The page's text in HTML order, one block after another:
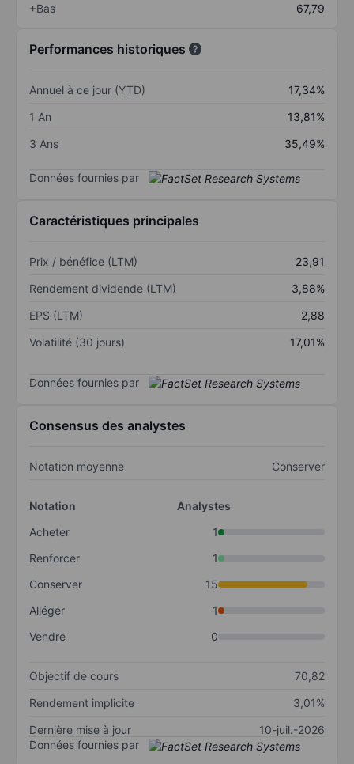
+Bas
67,79
Performances historiques
Annuel à ce jour (YTD)
17,34%
1 An
13,81%
3 Ans
35,49%
Données fournies par
Caractéristiques principales
Prix / bénéfice (LTM)
23,91
Rendement dividende (LTM)
3,88%
EPS (LTM)
2,88
Volatilité (30 jours)
17,01%
Données fournies par
Consensus des analystes
Notation moyenne Conserver
Notation
Analystes
Acheter
1
Renforcer
1
Conserver
15
Alléger
1
Vendre
0
Objectif de cours
70,82
Rendement implicite
3,01%
Dernière mise à jour
10-juil.-2026
Données fournies par